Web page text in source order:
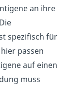
an ihre
spezifisch für
hier passen
auf einen
muss